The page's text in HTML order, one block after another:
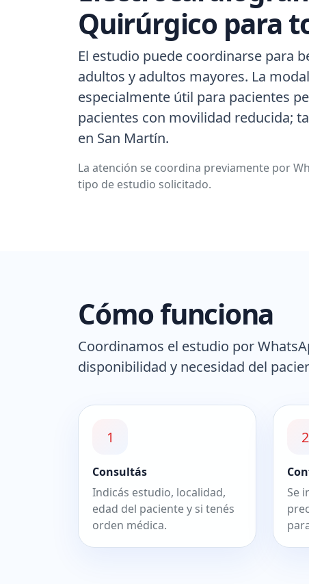
Quirúrgico para
El estudio puede coordinarse para
adultos y adultos mayores. La
especialmente útil para pacientes
pacientes con movilidad reducida;
en San Martín.
La atención se coordina previamente por
tipo de estudio solicitado.
Cómo funciona
Coordinamos el estudio por
disponibilidad y necesidad del
1
Consultás
Indicás estudio, localidad,
edad del paciente y si tenés
orden médica.
2
Se